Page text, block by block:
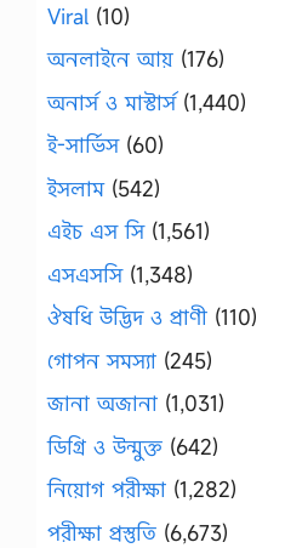
Viral (10)
অনলাইনে আয় (176)
অনার্স ও মাস্টার্স(1,440)
ই-সার্ভিস(60)
ইসলাম(542)
এইচ এস সি(1,561)
এসএসসি(1,348)
ঔষধি উদ্ভিদ ও প্রাণী (110)
গোপন সমস্যা (245)
জানা অজানা (1,031)
ডিগ্রি ও উন্মুক্ত (642)
নিয়োগ পরীক্ষা (1,282)
পরীক্ষা প্রস্তুতি (6,673)